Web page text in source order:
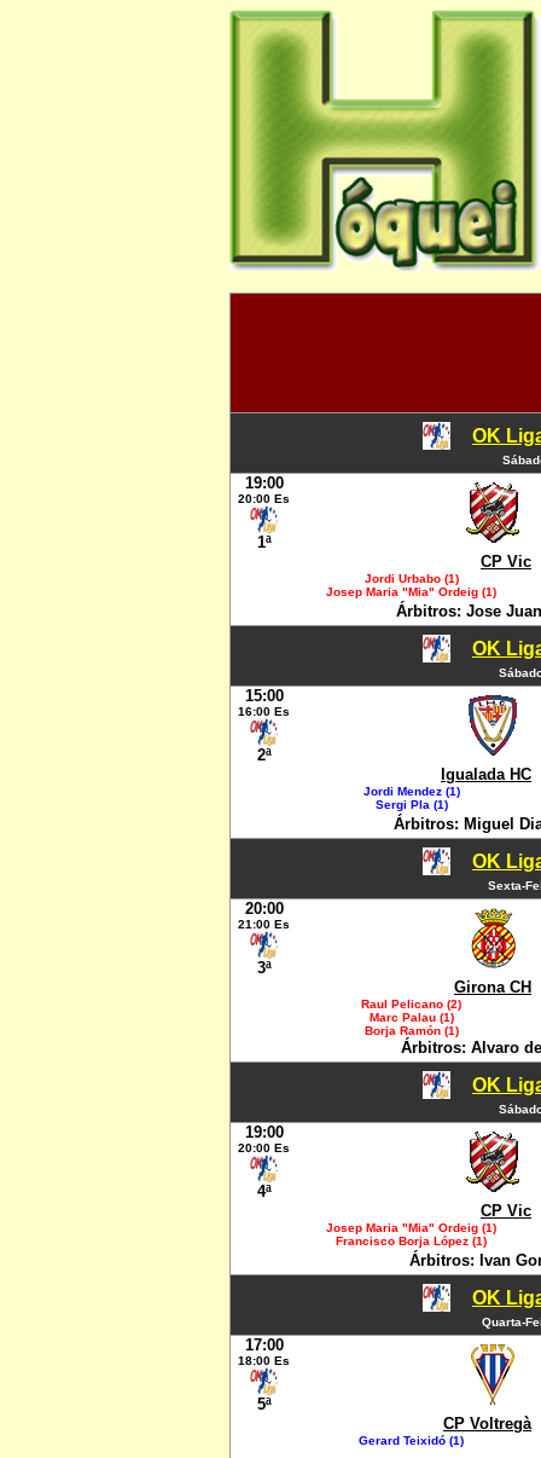
OK
19:00
20:00 Es
1ª
CP Vic
Jordi Urbabo (1)
Josep Maria "Mia" Ordeig (1)
Árbitros: Jose
OK
15:00
16:00 Es
2ª
Igualada HC
Jordi Mendez (1)
Sergi Pla (1)
Árbitros: Miguel
OK
Sexta-
20:00
21:00 Es
3ª
Girona CH
Raul Pelicano (2)
Marc Palau (1)
Borja Ramón (1)
Árbitros: Alvaro
OK
19:00
20:00 Es
4ª
CP Vic
Josep Maria "Mia" Ordeig (1)
Francisco Borja López (1)
Árbitros: Ivan
OK
Quarta-
17:00
18:00 Es
5ª
CP Voltregà
Gerard Teixidó (1)